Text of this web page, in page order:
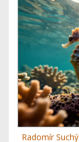
Radomír Suchý